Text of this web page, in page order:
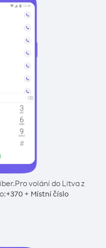
Pro volání do Litva z
+370+ Místní číslo